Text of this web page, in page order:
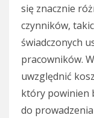
się znacznie
czynników,
świadczonych
pracowników.
uwzględnić
który powinien
do